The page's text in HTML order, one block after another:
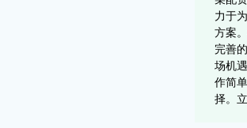
力于
方案
完善
场机
作简
择。